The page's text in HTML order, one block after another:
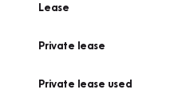
Lease
Private lease
Private lease used